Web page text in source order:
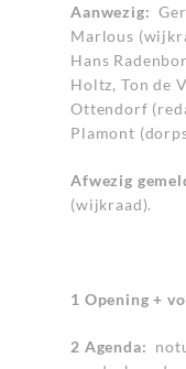
Aanwezig:
Marlous
Hans
Holtz, Ton de
Ottendorf
Plamont
Afwezig
(wijkraad).
1 Opening +
2 Agenda: